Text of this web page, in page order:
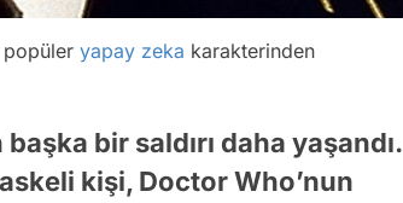
popüler yapay zeka karakterinden
bir saldırı daha yaşandı.
kişi, Doctor Who’nun